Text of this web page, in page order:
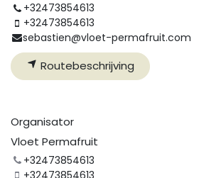
+32473854613
+32473854613
sebastien@vloet-permafruit.com
Routebeschrijving
Organisator
Vloet Permafruit
+32473854613
+32473854613